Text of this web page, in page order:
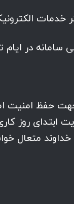
خدمات
در ایام
حفظ امنیت
خداوند متعال